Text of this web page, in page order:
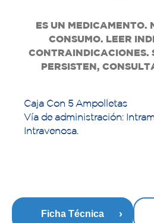
ES UN MEDICAMENTO.
CONSUMO. LEER
CONTRAINDICACIONES.
PERSISTEN,
Caja Con 5 Ampolletas
Vía de administración:
Intravenosa.
Ficha Técnica